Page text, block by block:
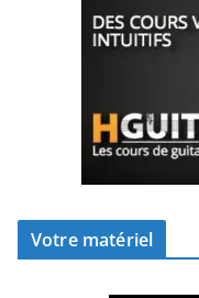
Votre matériel